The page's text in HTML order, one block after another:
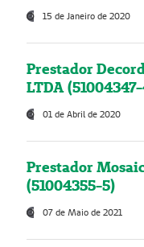
15 de Janeiro de 2020
Prestador
LTDA
01 de Abril de 2020
Prestador
(51004355-5)
07 de Maio de 2021